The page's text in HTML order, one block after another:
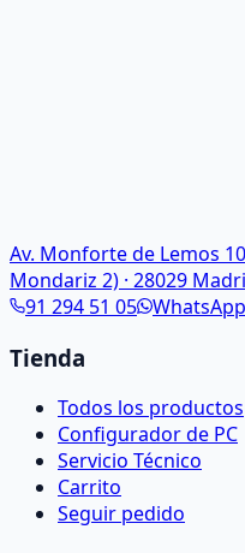
Av. Monforte de Lemos
Mondariz 2) · 28029
91 294 51 05 WhatsApp
Tienda
Todos los productos
Configurador de PC
Servicio Técnico
Carrito
Seguir pedido